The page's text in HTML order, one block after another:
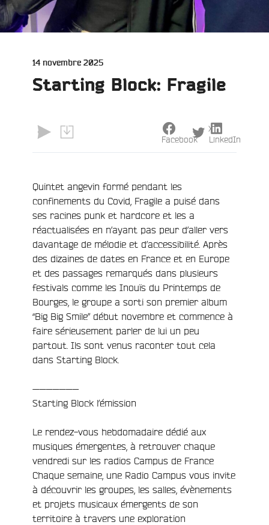
Publié
14 novembre 2025
Starting Block: Fragile
Quintet angevin formé pendant les
confinements du Covid, Fragile a puisé dans
ses racines punk et hardcore et les a
réactualisées en n’ayant pas peur d’aller vers
davantage de mélodie et d’accessibilité. Après
des dizaines de dates en France et en Europe
et des passages remarqués dans plusieurs
festivals comme les Inouïs du Printemps de
Bourges, le groupe a sorti son premier album
“Big Big Smile” début novembre et commence à
faire sérieusement parler de lui un peu
partout. Ils sont venus raconter tout cela
dans Starting Block.
———————
Starting Block l’émission
Le rendez-vous hebdomadaire dédié aux
musiques émergentes, à retrouver chaque
vendredi sur les radios Campus de France
Chaque semaine, une Radio Campus vous invite
à découvrir les groupes, les salles, évènements
et projets musicaux émergents de son
territoire à travers une exploration
Facebook
X
LinkedIn